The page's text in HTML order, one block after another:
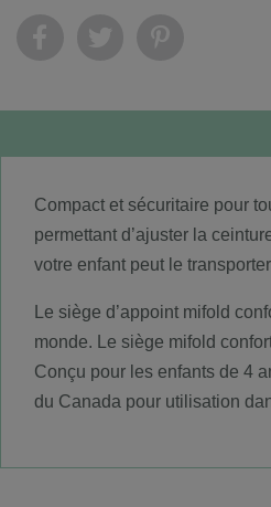
Compact et sécuritaire pour
permettant d’ajuster la
votre enfant peut le
Le siège d’appoint mifold
monde. Le siège mifold
Conçu pour les enfants de 4
du Canada pour utilisation